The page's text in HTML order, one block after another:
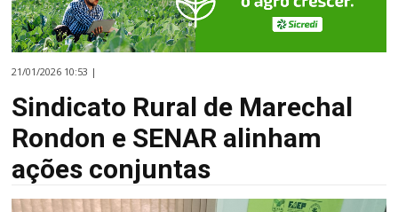
21/01/2026 10:53 |
Sindicato Rural de Marechal
Rondon e SENAR alinham
ações conjuntas